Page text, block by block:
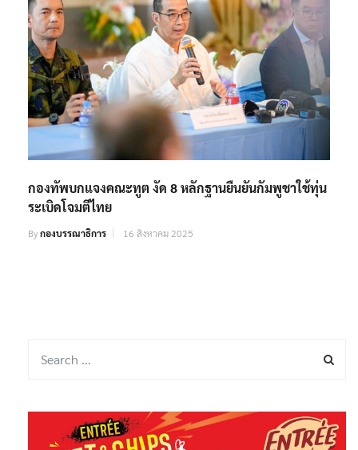
กองทัพบกแจงคณะทูต งัด 8 หลักฐานยืนยันกัมพูชาใช้ทุ่น
ระเบิดโจมตีไทย
Byกองบรรณาธิการ 16 สิงหาคม 2025